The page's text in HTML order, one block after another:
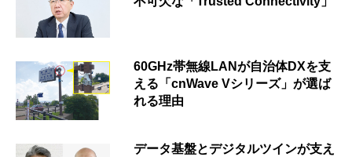
60GHz帯無線LANが自治体DXを支
える「cnWave Vシリーズ」が選ば
れる理由
データ基盤とデジタルツインが支え